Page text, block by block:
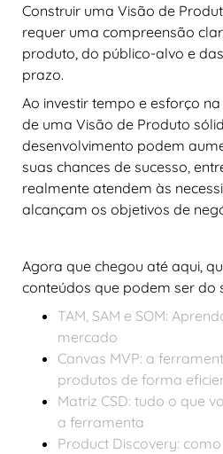
Construir uma Visão de
requer uma compreensão
produto, do público-alvo e
prazo.
Ao investir tempo e esforço
de uma Visão de Produto
desenvolvimento podem
suas chances de sucesso,
realmente atendem às
alcançam os objetivos de
Agora que chegou até aqui,
conteúdos que podem ser do
TAM, SAM e SOM:
mercado
Canvas MVP: a
produtos de forma
Matriz CSD: tudo o que
a ferramenta
Product Discovery: